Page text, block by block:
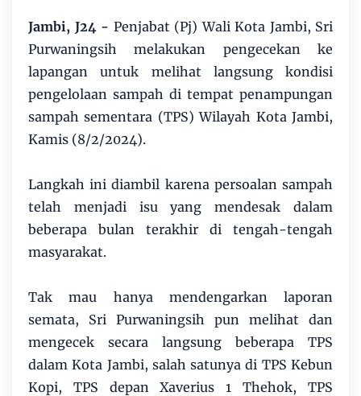
Jambi, J24 - Penjabat (Pj) Wali Kota Jambi, Sri
Purwaningsih melakukan pengecekan ke
lapangan untuk melihat langsung kondisi
pengelolaan sampah di tempat penampungan
sampah sementara (TPS) Wilayah Kota Jambi,
Kamis (8/2/2024).
Langkah ini diambil karena persoalan sampah
telah menjadi isu yang mendesak dalam
beberapa bulan terakhir di tengah-tengah
masyarakat.
Tak mau hanya mendengarkan laporan
semata, Sri Purwaningsih pun melihat dan
mengecek secara langsung beberapa TPS
dalam Kota Jambi, salah satunya di TPS Kebun
Kopi, TPS depan Xaverius 1 Thehok, TPS